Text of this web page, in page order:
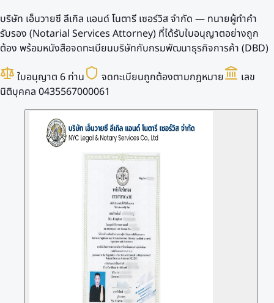
บริษัท เอ็นวายซี ลีเกิล แอนด์ โนตารี เซอร์วิส จำกัด — ทนายผู้ทำคำ
รับรอง (Notarial Services Attorney) ที่ได้รับใบอนุญาตอย่างถูก
ต้อง พร้อมหนังสือจดทะเบียนบริษัทกับกรมพัฒนาธุรกิจการค้า (DBD)
ใบอนุญาต 6 ท่าน
จดทะเบียนถูกต้องตามกฎหมาย
เลข
นิติบุคคล 0435567000061